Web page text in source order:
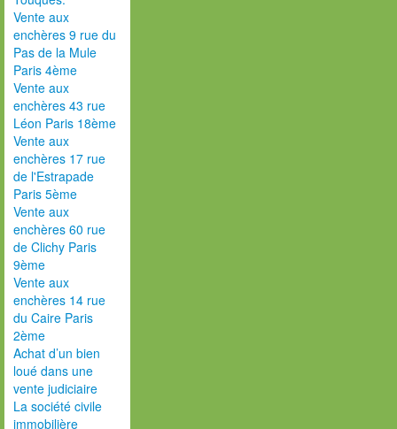
Vente aux
enchères 9 rue du
Pas de la Mule
Paris 4ème
Vente aux
enchères 43 rue
Léon Paris 18ème
Vente aux
enchères 17 rue
de l'Estrapade
Paris 5ème
Vente aux
enchères 60 rue
de Clichy Paris
9ème
Vente aux
enchères 14 rue
du Caire Paris
2ème
Achat d’un bien
loué dans une
vente judiciaire
La société civile
immobilière